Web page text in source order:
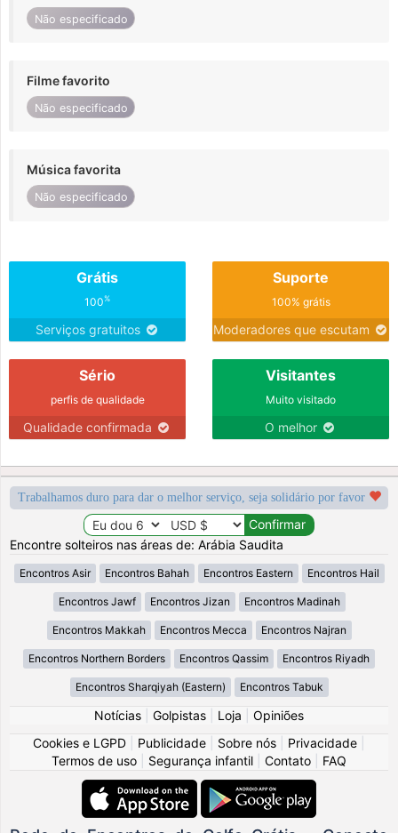
Não especificado
Filme favorito
Não especificado
Música favorita
Não especificado
Grátis
100%
Serviços gratuitos
Suporte
100% grátis
Moderadores que escutam
Sério
perfis de qualidade
Qualidade confirmada
Visitantes
Muito visitado
O melhor
Trabalhamos duro para dar o melhor serviço, seja solidário por favor
Encontre solteiros nas áreas de: Arábia Saudita
Encontros Asir Encontros Bahah Encontros Eastern Encontros Hail
Encontros Jawf Encontros Jizan Encontros Madinah
Encontros Makkah Encontros Mecca Encontros Najran
Encontros Northern Borders Encontros Qassim Encontros Riyadh
Encontros Sharqiyah (Eastern) Encontros Tabuk
Notícias Golpistas Loja
Opiniões
Cookies e LGPD
Publicidade Sobre nós Privacidade
Termos de uso
Segurança infantil Contato FAQ